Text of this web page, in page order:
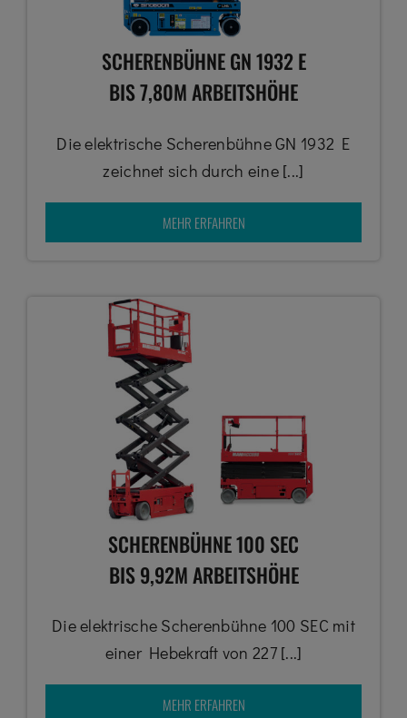
SCHERENBÜHNE GN 1932 E
BIS 7,80M ARBEITSHÖHE
Die elektrische Scherenbühne GN 1932 E
zeichnet sich durch eine [...]
MEHR ERFAHREN
SCHERENBÜHNE 100 SEC
BIS 9,92M ARBEITSHÖHE
Die elektrische Scherenbühne 100 SEC mit
einer Hebekraft von 227 [...]
MEHR ERFAHREN